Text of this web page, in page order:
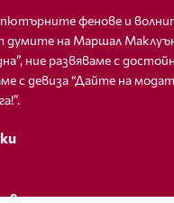
фенове и
думите на Маршал
ние развяваме с
с девиза “Дайте на